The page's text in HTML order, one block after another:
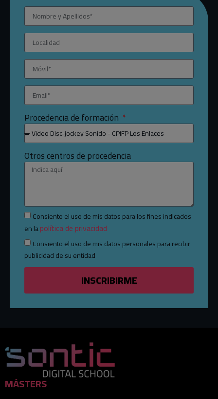
Procedencia de formación
Otros centros de procedencia
Consiento el uso de mis datos para los fines indicados
en lapolítica de privacidad
Consiento el uso de mis datos personales para recibir
publicidad de su entidad
INSCRIBIRME
MÁSTERS